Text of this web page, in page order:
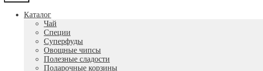
Каталог
Чай
Специи
Cуперфуды
Овощные чипсы
Полезные сладости
Подарочные корзины